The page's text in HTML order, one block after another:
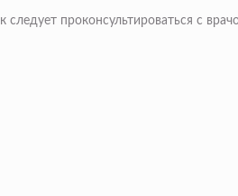
проконсультироваться с